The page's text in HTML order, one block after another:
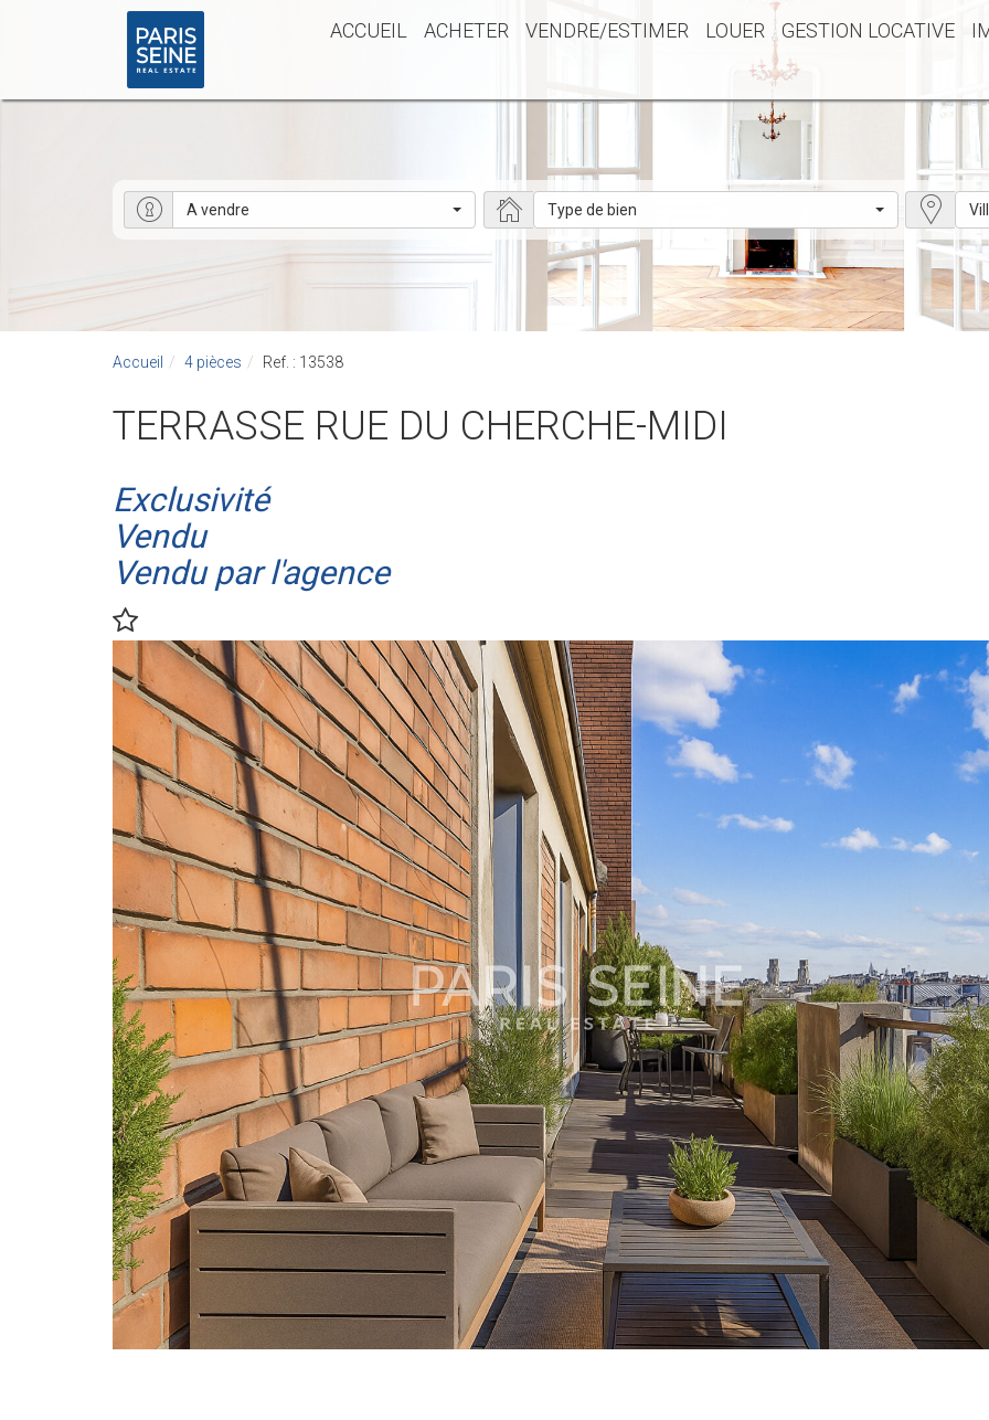
ACCUEIL ACHETER VENDRE/ESTIMER LOUER GESTION LOCATIVE
A vendre Type de bien
Accueil 4 pièces Ref. : 13538
TERRASSE RUE DU CHERCHE-MIDI
Exclusivité
Vendu
Vendu par l'agence